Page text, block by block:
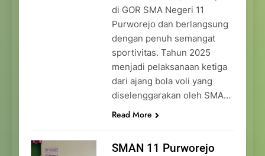
di GOR SMA Negeri 11
Purworejo dan berlangsung
dengan penuh semangat
sportivitas. Tahun 2025
menjadi pelaksanaan ketiga
dari ajang bola voli yang
diselenggarakan oleh SMA…
Read More
SMAN 11 Purworejo